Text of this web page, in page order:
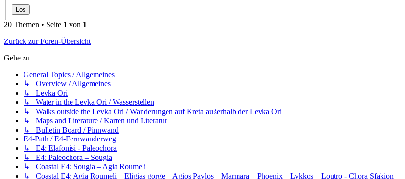
20 Themen • Seite 1 von 1
Zurück zur Foren-Übersicht
Gehe zu
General Topics / Allgemeines
↳ Overview / Allgemeines
↳ Levka Ori
↳ Water in the Levka Ori / Wasserstellen
↳ Walks outside the Levka Ori / Wanderungen auf Kreta außerhalb der Levka Ori
↳ Maps and Literature / Karten und Literatur
↳ Bulletin Board / Pinnwand
E4-Path / E4-Fernwanderweg
↳ E4: Elafonisi - Paleochora
↳ E4: Paleochora – Sougia
↳ Coastal E4: Sougia – Agia Roumeli
↳ Coastal E4: Agia Roumeli – Eligias gorge – Agios Pavlos – Marmara – Phoenix – Lykkos – Loutro - Chora Sfakion